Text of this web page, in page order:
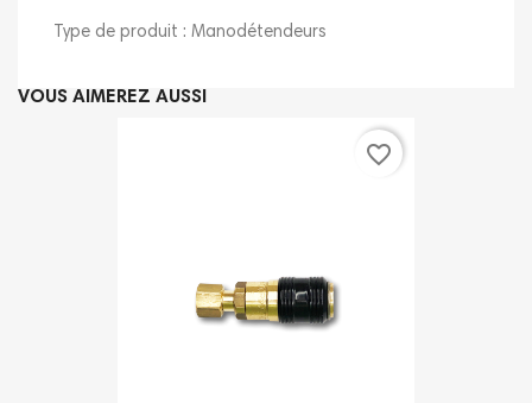
Type de produit : Manodétendeurs
VOUS AIMEREZ AUSSI
favorite_border